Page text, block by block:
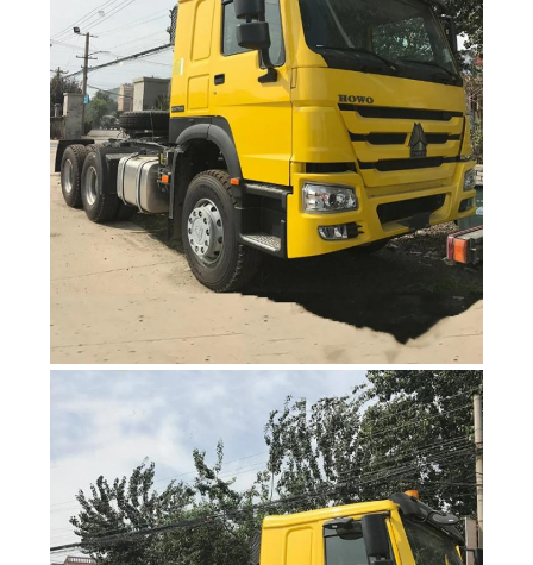
DATENSCHUTZRICHTLINIE